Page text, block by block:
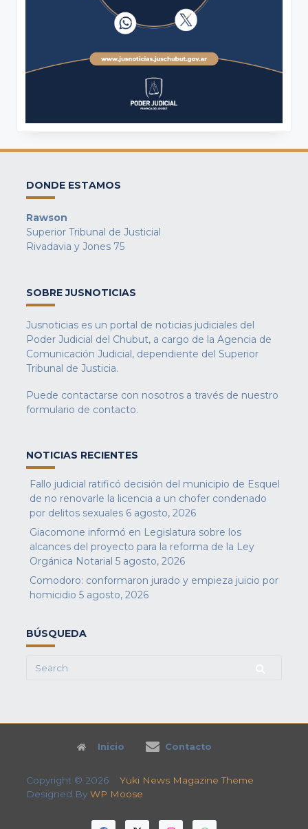
DONDE ESTAMOS
Rawson
Superior Tribunal de Justicial
Rivadavia y Jones 75
SOBRE JUSNOTICIAS
Jusnoticias es un portal de noticias judiciales del
Poder Judicial del Chubut, a cargo de la Agencia de
Comunicación Judicial, dependiente del Superior
Tribunal de Justicia.
Puede contactarse con nosotros a través de nuestro
formulario de contacto.
NOTICIAS RECIENTES
Fallo judicial ratificó decisión del municipio de Esquel
de no renovarle la licencia a un chofer condenado
por delitos sexuales 6 agosto, 2026
Giacomone informó en Legislatura sobre los
alcances del proyecto para la reforma de la Ley
Orgánica Notarial 5 agosto, 2026
Comodoro: conformaron jurado y empieza juicio por
homicidio 5 agosto, 2026
BÚSQUEDA
Search
Inicio Contacto
Copyright © 2026 Yuki News Magazine Theme
Designed By WP Moose